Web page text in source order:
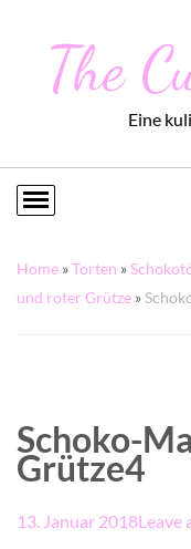
The
Eine
Home »Torten »
und roter Grütze »
Schoko-
Grütze4
13. Januar 2018Leave